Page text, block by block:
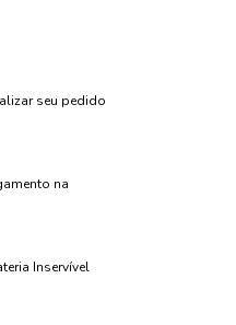
seu pedido
na
Inservível